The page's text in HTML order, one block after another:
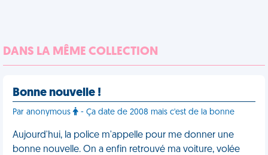
DANS LA MÊME COLLECTION
Bonne nouvelle !
Par anonymous - Ça date de 2008 mais c'est de la bonne
Aujourd'hui, la police m'appelle pour me donner une
bonne nouvelle. On a enfin retrouvé ma voiture, volée